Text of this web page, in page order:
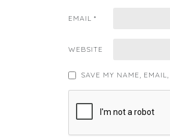
EMAIL *
WEBSITE
SAVE MY NAME,